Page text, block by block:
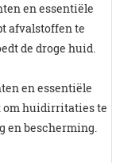
en essentiële
afvalstoffen te
de droge huid.
en essentiële
om huidirritaties te
en bescherming.